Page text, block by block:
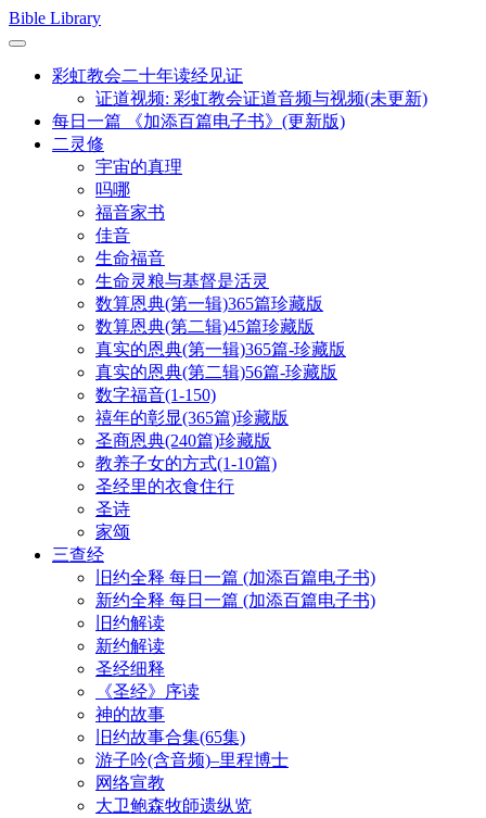
Skip
to
Bible Library
彩虹教会二十年读经见证
证道视频: 彩虹教会证道音频与视频(未更新)
每日一篇 《加添百篇电子书》(更新版)
二灵修
宇宙的真理
吗哪
福音家书
佳音
生命福音
生命灵粮与基督是活灵
数算恩典(第一辑)365篇珍藏版
数算恩典(第二辑)45篇珍藏版
真实的恩典(第一辑)365篇-珍藏版
真实的恩典(第二辑)56篇-珍藏版
数字福音(1-150)
禧年的彰显(365篇)珍藏版
圣商恩典(240篇)珍藏版
教养子女的方式(1-10篇)
圣经里的衣食住行
圣诗
家颂
三查经
旧约全释 每日一篇 (加添百篇电子书)
新约全释 每日一篇 (加添百篇电子书)
旧约解读
新约解读
圣经细释
《圣经》序读
神的故事
旧约故事合集(65集)
游子吟(含音频)–里程博士
网络宣教
大卫鲍森牧師遗纵览